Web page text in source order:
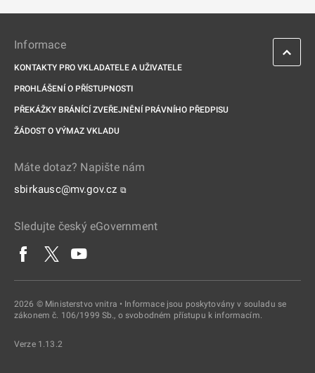
Informace
KONTAKTY PRO VKLADATELE A UŽIVATELE
PROHLÁŠENÍ O PŘÍSTUPNOSTI
PŘEKÁŽKY BRÁNÍCÍ ZVEŘEJNĚNÍ PRÁVNÍHO PŘEDPISU
ŽÁDOST O VÝMAZ VKLADU
Máte dotaz? Napište nám
sbirkausc@mv.gov.cz ⧉
Sledujte český eGovernment
2026 © Ministerstvo vnitra • Informace jsou poskytovány v souladu se
zákonem č. 106/1999 Sb., o svobodném přístupu k informacím.
Verze 1.13.2